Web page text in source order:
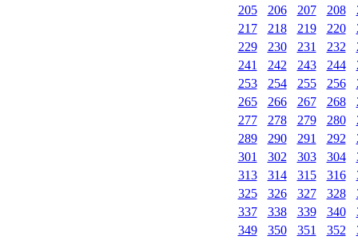
205
206 207 208
217
218 219 220
229
230 231 232
241
242 243 244
253
254 255 256
265
266 267 268
277
278 279 280
289
290 291 292
301
302 303 304
313
314 315 316
325
326 327 328
337
338 339 340
349
350 351 352